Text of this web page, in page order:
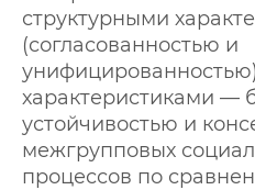
структурными
(согласованностью и
характеристиками —
устойчивостью и
межгрупповых
процессов по